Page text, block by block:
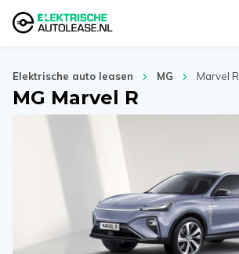
Elektrische auto leasen MG Marvel R
MG Marvel R